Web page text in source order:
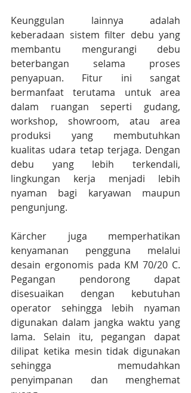
Keunggulan lainnya adalah
keberadaan sistem filter debu yang
membantu mengurangi debu
beterbangan selama proses
penyapuan. Fitur ini sangat
bermanfaat terutama untuk area
dalam ruangan seperti gudang,
workshop, showroom, atau area
produksi yang membutuhkan
kualitas udara tetap terjaga. Dengan
debu yang lebih terkendali,
lingkungan kerja menjadi lebih
nyaman bagi karyawan maupun
pengunjung.
Kärcher juga memperhatikan
kenyamanan pengguna melalui
desain ergonomis pada KM 70/20 C.
Pegangan pendorong dapat
disesuaikan dengan kebutuhan
operator sehingga lebih nyaman
digunakan dalam jangka waktu yang
lama. Selain itu, pegangan dapat
dilipat ketika mesin tidak digunakan
sehingga memudahkan
penyimpanan dan menghemat